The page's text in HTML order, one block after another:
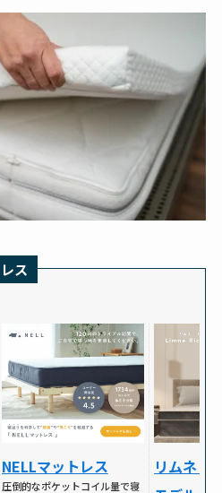
ス
NELLマットレス
圧倒的なポケットコイル量で寝
リムネリ